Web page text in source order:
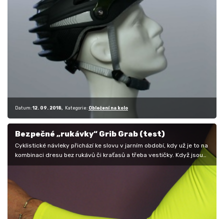
Datum: 12. 09. 2018 Kategorie: Oblečení na kolo
Bezpečné „rukávky“ Grib Grab (test)
Cyklistické návleky přichází ke slovu v jarním období, kdy už je to na
kombinaci dresu bez rukávů či kraťasů a třeba vestičky. Když jsou…